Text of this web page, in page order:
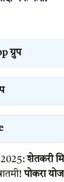
ग्रुप
2025:शेतकरी
पोकरा